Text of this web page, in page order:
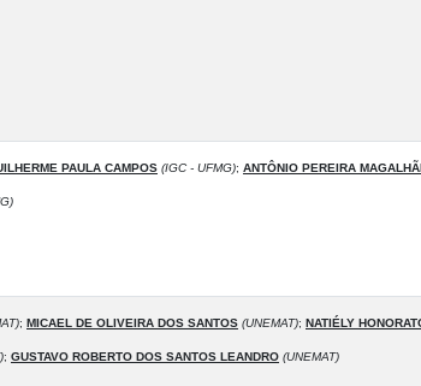
PAULA CAMPOS (IGC - UFMG); ANTÔNIO PEREIRA
; MICAEL DE OLIVEIRA DOS SANTOS (UNEMAT); NATIÉLY
; GUSTAVO ROBERTO DOS SANTOS LEANDRO (UNEMAT)